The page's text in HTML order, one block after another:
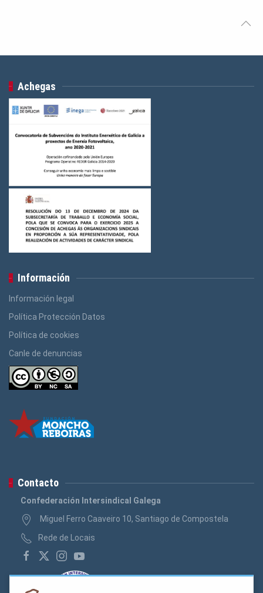
Achegas
Información
Información legal
Política Protección Datos
Política de cookies
Canle de denuncias
Contacto
Confederación Intersindical Galega
Miguel Ferro Caaveiro 10, Santiago de Compostela
Rede de Locais